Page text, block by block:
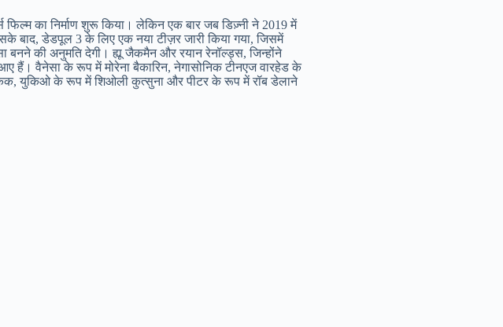
का निर्माण शुरू किया। लेकिन एक बार जब डिज़्नी ने 2019 में
बाद, डेडपूल 3 के लिए एक नया टीज़र जारी किया गया, जिसमें
बनने की अनुमति देगी। ह्यू जैकमैन और रयान रेनॉल्ड्स, जिन्होंने
हैं। वैनेसा के रूप में मोरेना बैकारिन, नेगासोनिक टीनएज वारहेड के
युकिओ के रूप में शिओली कुत्सुना और पीटर के रूप में रॉब डेलाने